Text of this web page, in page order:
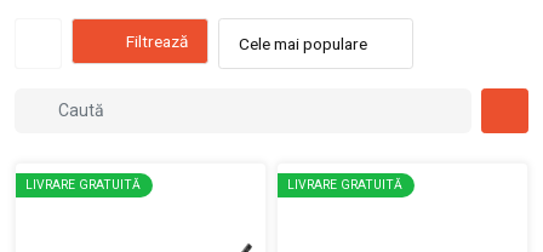
Filtrează Cele mai populare
LIVRARE GRATUITĂ LIVRARE GRATUITĂ